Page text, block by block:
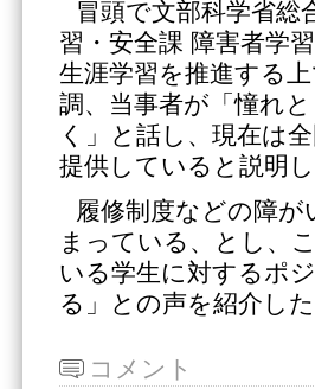
冒頭で文部科学省総
習・安全課 障害者学
生涯学習を推進する
調、当事者が「憧れ
く」と話し、現在は
提供していると説明し
履修制度などの障
まっている、とし、
いる学生に対するポ
る」との声を紹介した
コメント